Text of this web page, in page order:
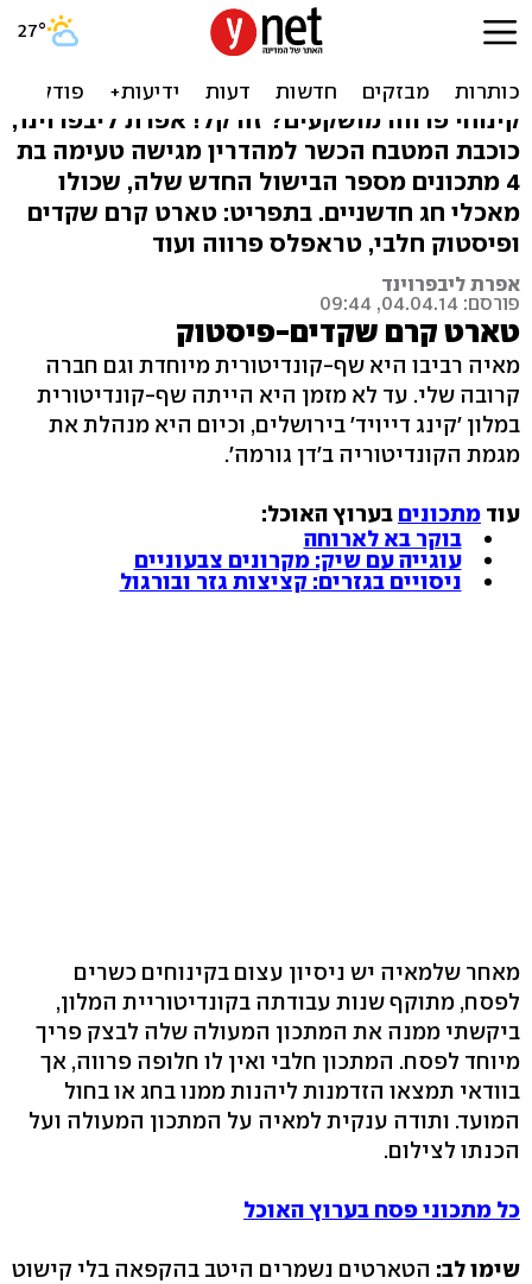
בזרוע נטויה: 4 קינוחים
כשרים לפסח
קינוחי פרווה מושקעים? זה קל! אפרת ליבפרוינד,
כוכבת המטבח הכשר למהדרין מגישה טעימה בת
4 מתכונים מספר הבישול החדש שלה, שכולו
מאכלי חג חדשניים. בתפריט: טארט קרם שקדים
ופיסטוק חלבי, טראפלס פרווה ועוד
אפרת ליבפרוינד
פורסם: 04.04.14, 09:44
טארט קרם שקדים-פיסטוק
מאיה רביבו היא שף-קונדיטורית מיוחדת וגם חברה
קרובה שלי. עד לא מזמן היא הייתה שף-קונדיטורית
במלון 'קינג דייויד' בירושלים, וכיום היא מנהלת את
מגמת הקונדיטוריה ב'דן גורמה'.
עוד מתכונים בערוץ האוכל:
בוקר בא לארוחה
עוגייה עם שיק: מקרונים צבעוניים
ניסויים בגזרים: קציצות גזר ובורגול
מאחר שלמאיה יש ניסיון עצום בקינוחים כשרים
לפסח, מתוקף שנות עבודתה בקונדיטוריית המלון,
ביקשתי ממנה את המתכון המעולה שלה לבצק פריך
מיוחד לפסח. המתכון חלבי ואין לו חלופה פרווה, אך
בוודאי תמצאו הזדמנות ליהנות ממנו בחג או בחול
המועד. ותודה ענקית למאיה על המתכון המעולה ועל
הכנתו לצילום.
כל מתכוני פסח בערוץ האוכל
שימו לב: הטארטים נשמרים היטב בהקפאה בלי קישוט